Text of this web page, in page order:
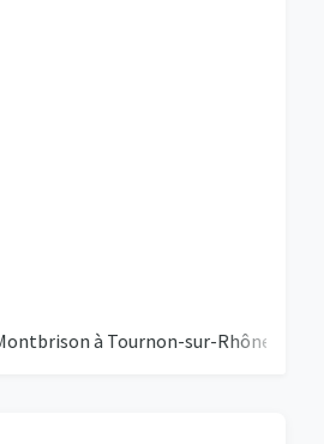
à Tournon-sur-Rhône Le PSG